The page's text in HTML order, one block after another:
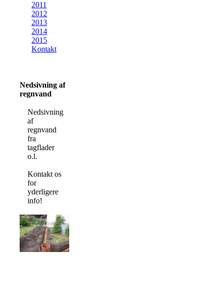
2011
2012
2013
2014
2015
Kontakt
Nedsivning af
regnvand
Nedsivning
af
regnvand
fra
tagflader
o.l.
Kontakt os
for
yderligere
info!